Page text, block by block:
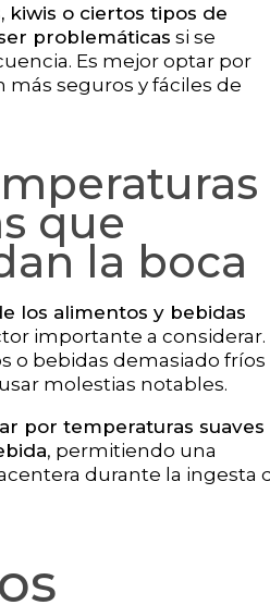
kiwis o ciertos tipos de
problemáticas si se
Es mejor optar por
seguros y fáciles de
que
la boca
los alimentos y bebidas
importante a considerar.
o bebidas demasiado fríos
molestias notables.
por temperaturas suaves
, permitiendo una
durante la ingesta